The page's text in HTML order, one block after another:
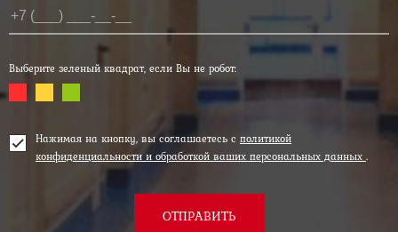
Выберите зеленый квадрат, если Вы не робот:
Нажимая на кнопку, вы соглашаетесь с политикой
конфиденциальности и обработкой ваших персональных данных .
ОТПРАВИТЬ